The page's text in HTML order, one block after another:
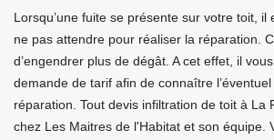
Lorsqu’une fuite se présente sur votre toit, il
ne pas attendre pour réaliser la réparation.
d’engendrer plus de dégât. A cet effet, il
demande de tarif afin de connaître
réparation. Tout devis infiltration de toit à La
chez Les Maitres de l'Habitat et son équipe.